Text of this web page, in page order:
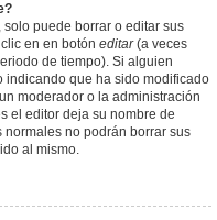
puede borrar o editar sus
en en botón editar(a veces
de tiempo). Si alguien
indicando que ha sido modificado
moderador o la administración
el editor deja su nombre de
no podrán borrar sus
al mismo.